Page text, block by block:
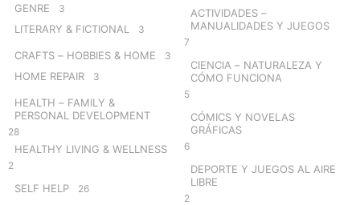
GENRE 3
LITERARY & FICTIONAL 3
CRAFTS – HOBBIES & HOME 3
HOME REPAIR 3
HEALTH – FAMILY &
PERSONAL DEVELOPMENT
28
HEALTHY LIVING & WELLNESS
2
SELF HELP 26
ACTIVIDADES –
MANUALIDADES Y JUEGOS
7
CIENCIA – NATURALEZA Y
CÓMO FUNCIONA
5
CÓMICS Y NOVELAS
GRÁFICAS
6
DEPORTE Y JUEGOS AL AIRE
LIBRE
2